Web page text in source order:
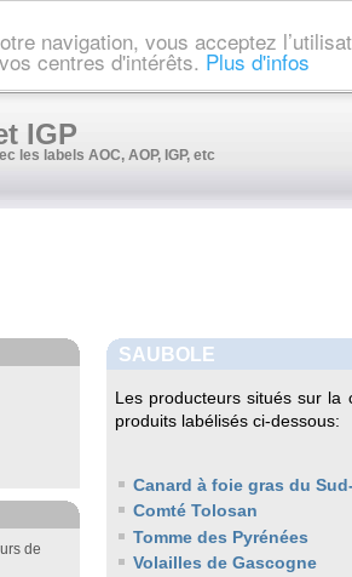
navigation, vous acceptez
centres d'intérêts. Plus d'infos
IGP
les labels AOC, AOP, IGP, etc
de
SAUBOLE
Les producteurs situés sur la
produits labélisés ci-dessous:
Canard à foie gras du
Comté Tolosan
Tomme des Pyrénées
Volailles de Gascogne